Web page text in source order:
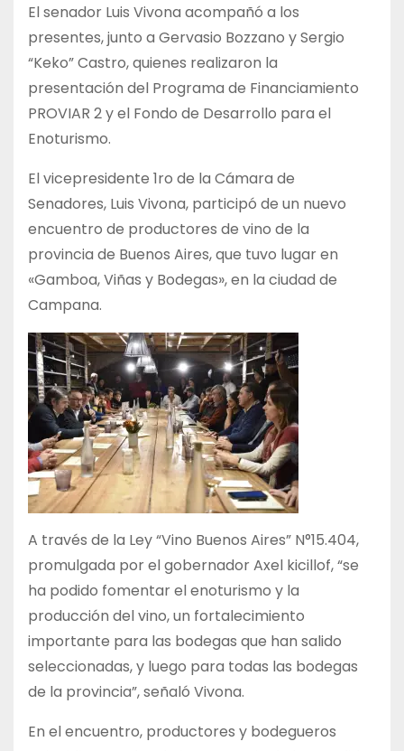
El senador Luis Vivona acompañó a los
presentes, junto a Gervasio Bozzano y Sergio
“Keko” Castro, quienes realizaron la
presentación del Programa de Financiamiento
PROVIAR 2 y el Fondo de Desarrollo para el
Enoturismo.
El vicepresidente 1ro de la Cámara de
Senadores, Luis Vivona, participó de un nuevo
encuentro de productores de vino de la
provincia de Buenos Aires, que tuvo lugar en
«Gamboa, Viñas y Bodegas», en la ciudad de
Campana.
A través de la Ley “Vino Buenos Aires” N°15.404,
promulgada por el gobernador Axel kicillof, “se
ha podido fomentar el enoturismo y la
producción del vino, un fortalecimiento
importante para las bodegas que han salido
seleccionadas, y luego para todas las bodegas
de la provincia”, señaló Vivona.
En el encuentro, productores y bodegueros